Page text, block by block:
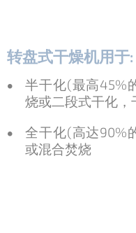
转盘式干燥机用于:
半干化(最高45%
烧或二段式干化，
全干化(高达90%
或混合焚烧